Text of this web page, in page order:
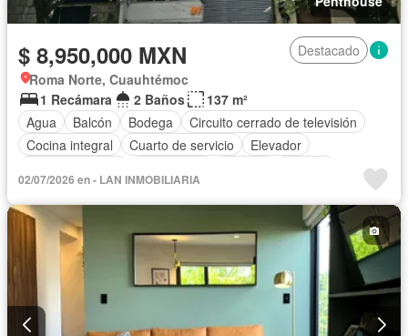
$ 8,950,000 MXN
Destacado
Roma Norte, Cuauhtémoc
1 Recámara
2 Baños
137 m²
Agua
Balcón Bodega
Circuito cerrado de televisión
Cocina integral
Cuarto de servicio
Elevador
Vista panorámica
Wifi Sin amueblar
02/07/2026 en - LAN INMOBILIARIA